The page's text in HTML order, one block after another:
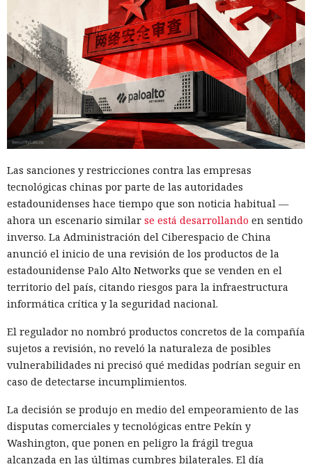
Las sanciones y restricciones contra las empresas
tecnológicas chinas por parte de las autoridades
estadounidenses hace tiempo que son noticia habitual —
ahora un escenario similar se está desarrollando en sentido
inverso. La Administración del Ciberespacio de China
anunció el inicio de una revisión de los productos de la
estadounidense Palo Alto Networks que se venden en el
territorio del país, citando riesgos para la infraestructura
informática crítica y la seguridad nacional.
El regulador no nombró productos concretos de la compañía
sujetos a revisión, no reveló la naturaleza de posibles
vulnerabilidades ni precisó qué medidas podrían seguir en
caso de detectarse incumplimientos.
La decisión se produjo en medio del empeoramiento de las
disputas comerciales y tecnológicas entre Pekín y
Washington, que ponen en peligro la frágil tregua
alcanzada en las últimas cumbres bilaterales. El día